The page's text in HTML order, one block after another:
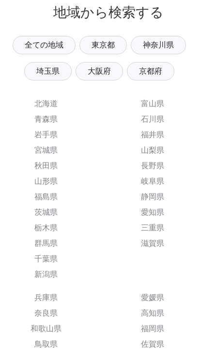
地域から検索する
全ての地域 東京都 神奈川県
埼玉県 大阪府 京都府
北海道
青森県
岩手県
宮城県
秋田県
山形県
福島県
茨城県
栃木県
群馬県
千葉県
新潟県
富山県
石川県
福井県
山梨県
長野県
岐阜県
静岡県
愛知県
三重県
滋賀県
兵庫県
奈良県
和歌山県
鳥取県
愛媛県
高知県
福岡県
佐賀県